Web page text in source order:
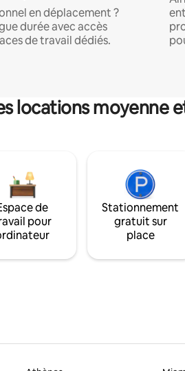
en déplacement ?
durée avec accès
de travail dédiés.
locations moyenne
de
pour
Stationnement
gratuit sur
place